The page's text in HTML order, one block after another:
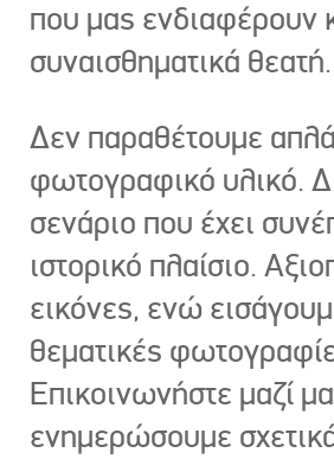
που μας ενδιαφέρουν
συναισθηματικά θεατή.
Δεν παραθέτουμε
φωτογραφικό υλικό.
σενάριο που έχει
ιστορικό πλαίσιο.
εικόνες, ενώ
θεματικές
Επικοινωνήστε μαζί
ενημερώσουμε